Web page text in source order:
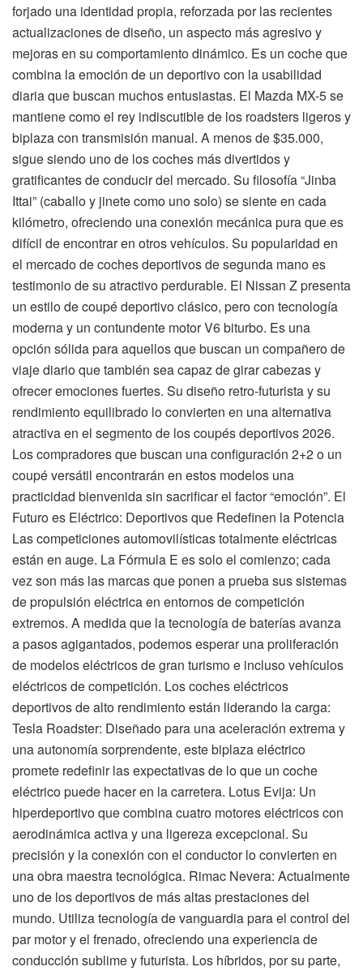
forjado una identidad propia, reforzada por las recientes
actualizaciones de diseño, un aspecto más agresivo y
mejoras en su comportamiento dinámico. Es un coche que
combina la emoción de un deportivo con la usabilidad
diaria que buscan muchos entusiastas. El Mazda MX-5 se
mantiene como el rey indiscutible de los roadsters ligeros y
biplaza con transmisión manual. A menos de $35.000,
sigue siendo uno de los coches más divertidos y
gratificantes de conducir del mercado. Su filosofía “Jinba
Ittai” (caballo y jinete como uno solo) se siente en cada
kilómetro, ofreciendo una conexión mecánica pura que es
difícil de encontrar en otros vehículos. Su popularidad en
el mercado de coches deportivos de segunda mano es
testimonio de su atractivo perdurable. El Nissan Z presenta
un estilo de coupé deportivo clásico, pero con tecnología
moderna y un contundente motor V6 biturbo. Es una
opción sólida para aquellos que buscan un compañero de
viaje diario que también sea capaz de girar cabezas y
ofrecer emociones fuertes. Su diseño retro-futurista y su
rendimiento equilibrado lo convierten en una alternativa
atractiva en el segmento de los coupés deportivos 2026.
Los compradores que buscan una configuración 2+2 o un
coupé versátil encontrarán en estos modelos una
practicidad bienvenida sin sacrificar el factor “emoción”. El
Futuro es Eléctrico: Deportivos que Redefinen la Potencia
Las competiciones automovilísticas totalmente eléctricas
están en auge. La Fórmula E es solo el comienzo; cada
vez son más las marcas que ponen a prueba sus sistemas
de propulsión eléctrica en entornos de competición
extremos. A medida que la tecnología de baterías avanza
a pasos agigantados, podemos esperar una proliferación
de modelos eléctricos de gran turismo e incluso vehículos
eléctricos de competición. Los coches eléctricos
deportivos de alto rendimiento están liderando la carga:
Tesla Roadster: Diseñado para una aceleración extrema y
una autonomía sorprendente, este biplaza eléctrico
promete redefinir las expectativas de lo que un coche
eléctrico puede hacer en la carretera. Lotus Evija: Un
hiperdeportivo que combina cuatro motores eléctricos con
aerodinámica activa y una ligereza excepcional. Su
precisión y la conexión con el conductor lo convierten en
una obra maestra tecnológica. Rimac Nevera: Actualmente
uno de los deportivos de más altas prestaciones del
mundo. Utiliza tecnología de vanguardia para el control del
par motor y el frenado, ofreciendo una experiencia de
conducción sublime y futurista. Los híbridos, por su parte,